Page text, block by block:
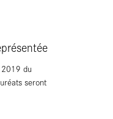
2019 du
seront